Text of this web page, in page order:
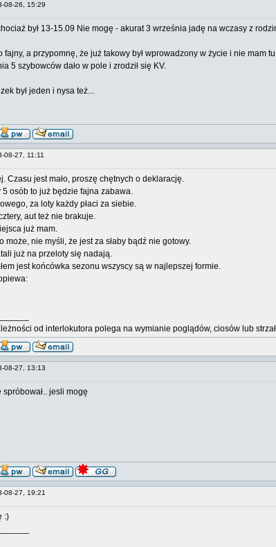
08-26, 15:29
był 13-15.09 Nie mogę - akurat 3 września jadę na wczasy z
fajny, a przypomnę, że już takowy był wprowadzony w życie i nie
5 szybowców dało w pole i zrodził się KV.
był jeden i nysa też...
08-27, 11:11
Czasu jest mało, proszę chętnych o deklarację.
5 osób to już będzie fajna zabawa.
za loty każdy płaci za siebie.
aut też nie brakuje.
już mam.
może, nie myśli, że jest za słaby bądź nie gotowy.
już na przeloty się nadają.
jest końcówka sezonu wszyscy są w najlepszej formie.
od interlokutora polega na wymianie poglądów, ciosów lub
08-27, 13:13
jesli mogę
08-27, 19:21
:)